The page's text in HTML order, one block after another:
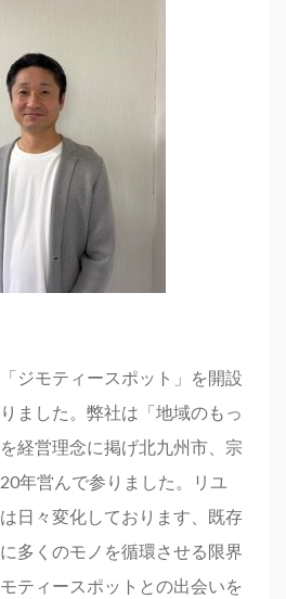
ジモティースポット」を開設
ました。弊社は「地域のもっ
経営理念に掲げ北九州市、宗
年営んで参りました。リユ
日々変化しております、既存
多くのモノを循環させる限界
ティースポットとの出会いを